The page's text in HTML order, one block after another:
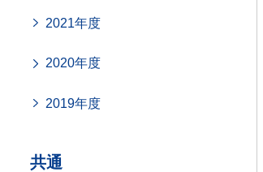
2021年度
2020年度
2019年度
共通